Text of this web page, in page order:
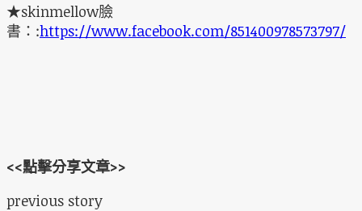
★skinmellow臉
書：:https://www.facebook.com/851400978573797/
<<點擊分享文章>>
previous story